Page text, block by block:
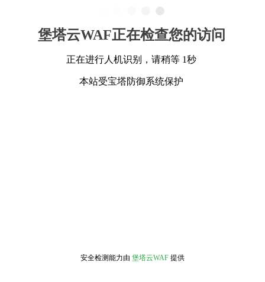
堡塔云WAF正在检查您的访问
正在进行人机识别，请稍等 1秒
本站受宝塔防御系统保护
安全检测能力由 堡塔云WAF 提供